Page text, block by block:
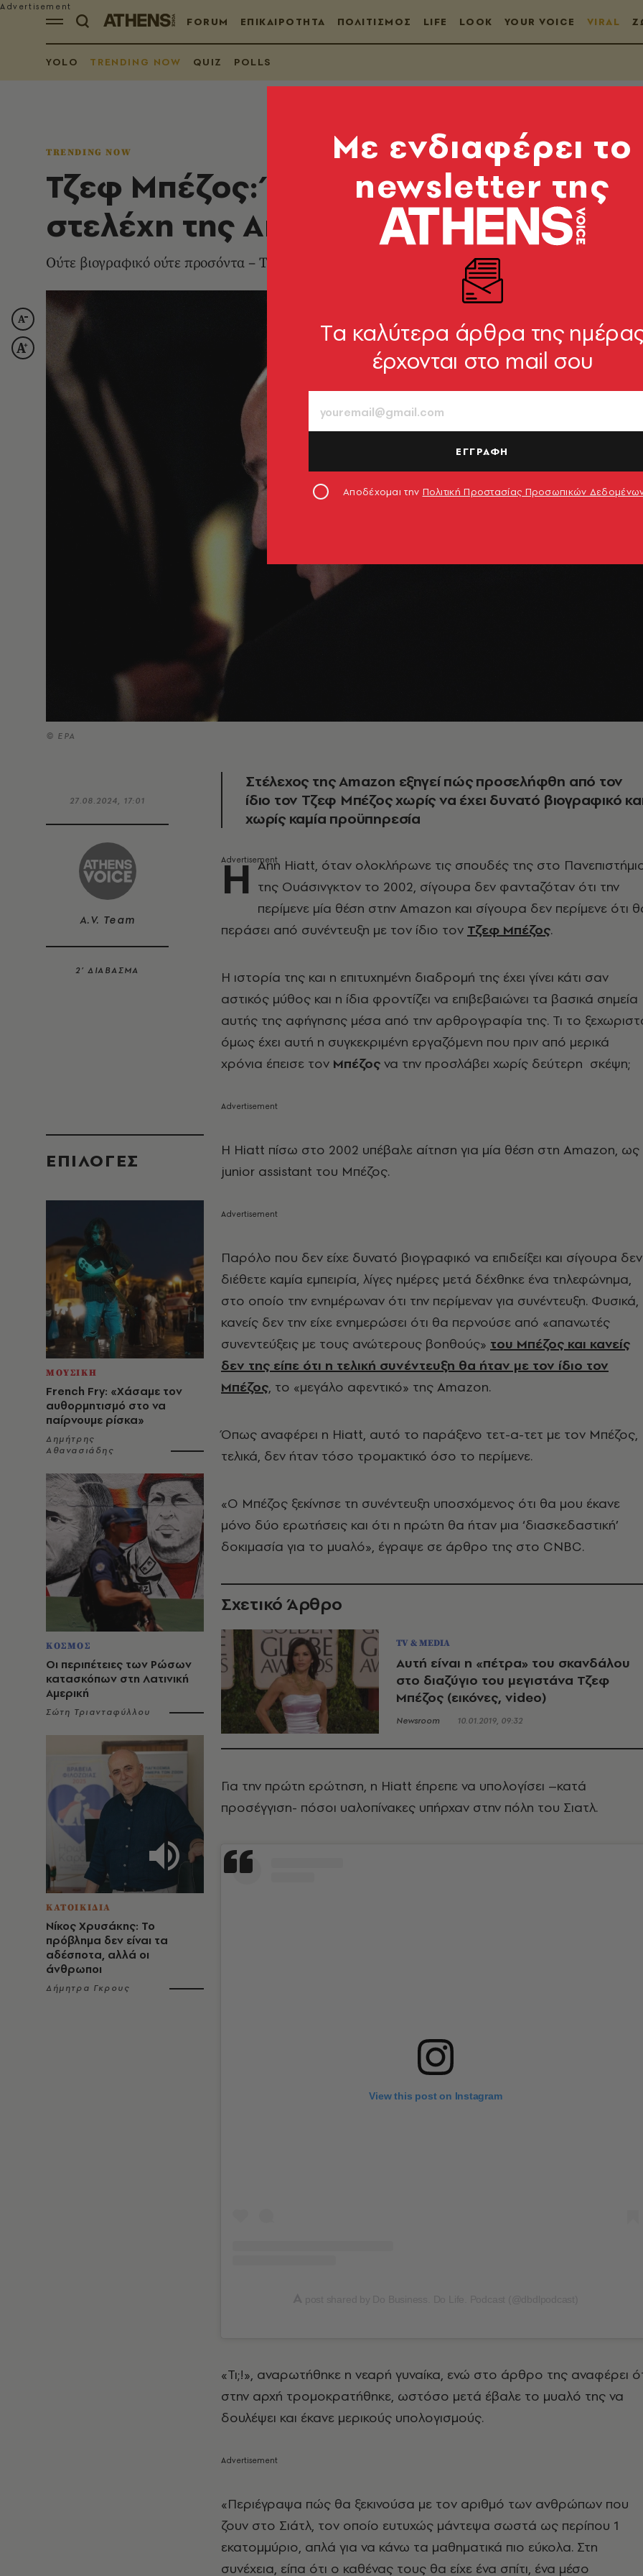
FORUM ΕΠΙΚΑΙΡΟΤΗΤΑ ΠΟΛΙΤΙΣΜΟΣ LIFE LOOK YOUR VOICE VIRAL
YOLO TRENDING NOW QUIZ POLLS
TRENDING NOW
Τζεφ Μπέζος: Έτσι προσλαμβάνει τα
στελέχη της Amazon
Ούτε βιογραφικό ούτε προσόντα – Τι ζητάει το «αφεντικό» της Amazon από τους υπαλλήλους
© EPA
27.08.2024, 17:01
A.V. Team
2’ ΔΙΑΒΑΣΜΑ
EΠΙΛΟΓΈΣ
ΜΟΥΣΙΚΗ
French Fry: «Χάσαμε τον
αυθορμητισμό στο να
παίρνουμε ρίσκα»
Δημήτρης
Αθανασιάδης
ΚΟΣΜΟΣ
Οι περιπέτειες των Ρώσων
κατασκόπων στη Λατινική
Αμερική
Σώτη Τριανταφύλλου
ΚΑΤΟΙΚΙΔΙΑ
Νίκος Χρυσάκης: Το
πρόβλημα δεν είναι τα
αδέσποτα, αλλά οι
άνθρωποι
Δήμητρα Γκρους
Στέλεχος της Amazon εξηγεί πώς προσελήφθη από τον
ίδιο τον Τζεφ Μπέζος χωρίς να έχει δυνατό βιογραφικό
χωρίς καμία προϋπηρεσία
Η Ann Hiatt, όταν ολοκλήρωνε τις σπουδές της στο
της Ουάσινγκτον το 2002, σίγουρα δεν φανταζόταν ότι την
περίμενε μία θέση στην Amazon και σίγουρα δεν περίμενε ότι
περάσει από συνέντευξη με τον ίδιο τον Τζεφ Μπέζος.
Η ιστορία της και η επιτυχημένη διαδρομή της έχει γίνει κάτι σαν
αστικός μύθος και η ίδια φροντίζει να επιβεβαιώνει τα βασικά σημεία
αυτής της αφήγησης μέσα από την αρθρογραφία της. Τι το
όμως έχει αυτή η συγκεκριμένη εργαζόμενη που πριν από μερικά
χρόνια έπεισε τον Μπέζος να την προσλάβει χωρίς δεύτερη σκέψη;
Η Hiatt πίσω στο 2002 υπέβαλε αίτηση για μία θέση στη Amazon, ως
junior assistant του Μπέζος.
Παρόλο που δεν είχε δυνατό βιογραφικό να επιδείξει και σίγουρα δεν
διέθετε καμία εμπειρία, λίγες ημέρες μετά δέχθηκε ένα τηλεφώνημα,
στο οποίο την ενημέρωναν ότι την περίμεναν για συνέντευξη. Φυσικά,
κανείς δεν την είχε ενημερώσει ότι θα περνούσε από «απανωτές
συνεντεύξεις με τους ανώτερους βοηθούς» του Μπέζος και κανείς
δεν της είπε ότι η τελική συνέντευξη θα ήταν με τον ίδιο τον
Μπέζος, το «μεγάλο αφεντικό» της Amazon.
Όπως αναφέρει η Hiatt, αυτό το παράξενο τετ-α-τετ με τον Μπέζος,
τελικά, δεν ήταν τόσο τρομακτικό όσο το περίμενε.
«Ο Μπέζος ξεκίνησε τη συνέντευξη υποσχόμενος ότι θα μου έκανε
μόνο δύο ερωτήσεις και ότι η πρώτη θα ήταν μια ‘διασκεδαστική’
δοκιμασία για το μυαλό», έγραψε σε άρθρο της στο CNBC.
Σχετικό Άρθρο
TV & MEDIA
Αυτή είναι η «πέτρα» του σκανδάλου
στο διαζύγιο του μεγιστάνα Τζεφ
Μπέζος (εικόνες, video)
Newsroom 10.01.2019, 09:32
Για την πρώτη ερώτηση, η Hiatt έπρεπε να υπολογίσει –κατά
προσέγγιση- πόσοι υαλοπίνακες υπήρχαν στην πόλη του Σιατλ.
View this post on Instagram
«Τι;!», αναρωτήθηκε η νεαρή γυναίκα, ενώ στο άρθρο της αναφέρει
στην αρχή τρομοκρατήθηκε, ωστόσο μετά έβαλε το μυαλό της να
δουλέψει και έκανε μερικούς υπολογισμούς.
«Περιέγραψα πώς θα ξεκινούσα με τον αριθμό των ανθρώπων που
ζουν στο Σιάτλ, τον οποίο ευτυχώς μάντεψα σωστά ως περίπου 1
εκατομμύριο, απλά για να κάνω τα μαθηματικά πιο εύκολα. Στη
συνέχεια, είπα ότι ο καθένας τους θα είχε ένα σπίτι, ένα μέσο
Mε ενδιαφέρει το
newsletter της
Tα καλύτερα άρθρα της
έρχονται στο mail σου
ΕΓΓΡΑΦΗ
Αποδέχομαι την Πολιτική Προστασίας Προσωπικών